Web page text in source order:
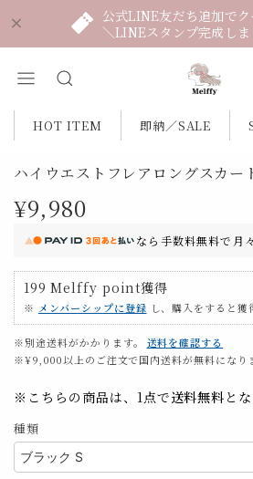
公式LINE友だち追加で
＼LINEスタンプ完成し
HOT ITEM 即納／SALE
ハイウエストフレアロングスカー
¥9,980
なら 手数料無料で 月
199 Melffy point獲得
※ メンバーシップに登録 し、購入をすると獲
※別途送料がかかります。
送料を確認する
※¥9,000以上のご注文で国内送料が無料になり
※こちらの商品は、1点で送料無料 と
種類